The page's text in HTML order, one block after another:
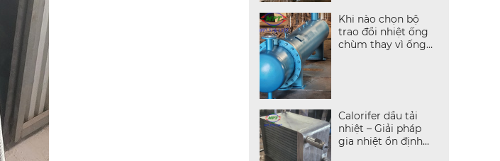
Khi nào chọn bộ
trao đổi nhiệt ống
chùm thay vì ống
Calorifer dầu tải
nhiệt – Giải pháp
gia nhiệt ổn định